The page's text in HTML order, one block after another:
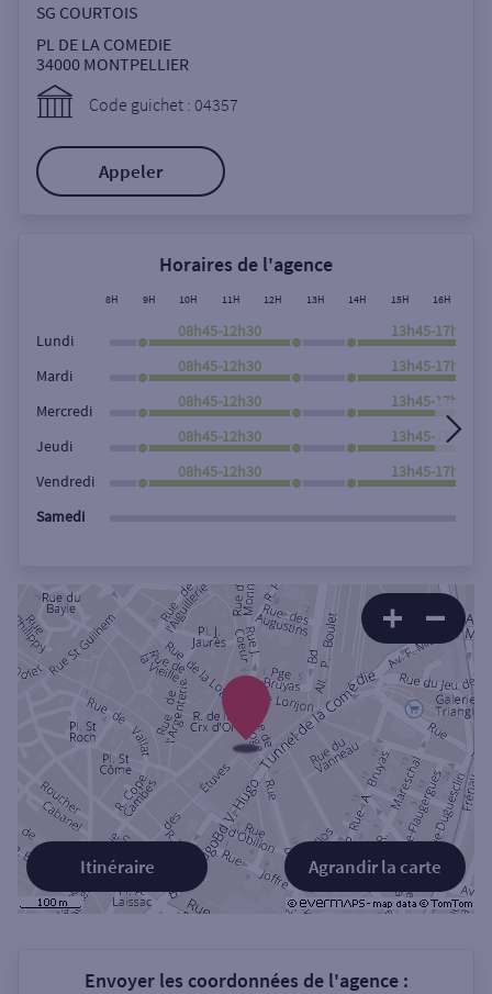
Ouverte le samedi
ou
Ville / Code postal
Rue
SG COURTOIS
PL DE LA COMEDIE
34000 MONTPELLIER
Code guichet : 04357
Appeler
Horaires de l'agence
8H 9H 10H 11H 12H 13H 14H 15H 16H
Lundi
08h45-12h30 13h45-17h45
Mardi
08h45-12h30 13h45-17h45
Mercredi
08h45-12h30 13h45-17h45
Jeudi
08h45-12h30 13h45-17h45
Vendredi
08h45-12h30 13h45-17h45
Samedi
Agrandir la carte
Itinéraire
Envoyer les coordonnées de l'agence :